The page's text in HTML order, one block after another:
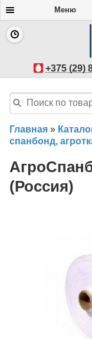
Меню
+375 (29)
Главная »
спанбонд,
(Россия)